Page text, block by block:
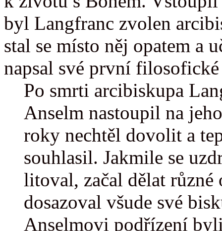
byl Langfranc zvolen
stal se místo něj opatem a
napsal své první
Po smrti arcibiskupa
Anselm nastoupil na
roky nechtěl dovolit a
souhlasil. Jakmile se
litoval, začal dělat
dosazoval všude své
Anselmovi podřízení